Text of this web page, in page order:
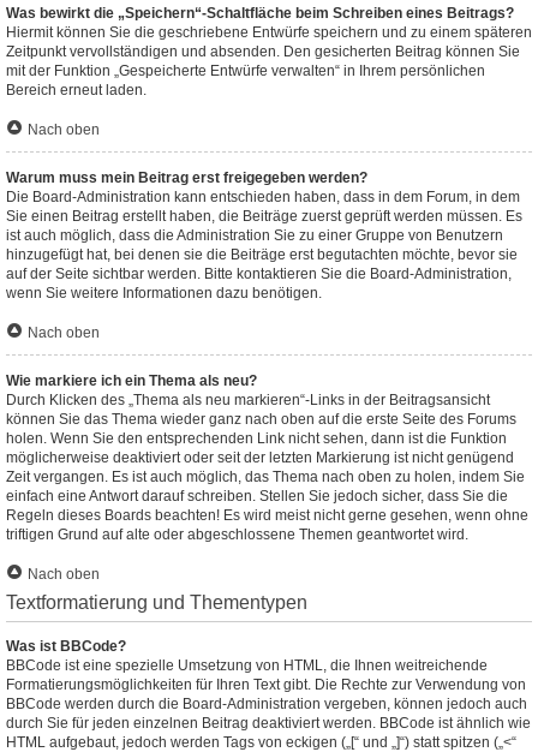
Was bewirkt die „Speichern“-Schaltfläche beim Schreiben eines Beitrags?
Hiermit können Sie die geschriebene Entwürfe speichern und zu einem späteren
Zeitpunkt vervollständigen und absenden. Den gesicherten Beitrag können Sie
mit der Funktion „Gespeicherte Entwürfe verwalten“ in Ihrem persönlichen
Bereich erneut laden.
Nach oben
Warum muss mein Beitrag erst freigegeben werden?
Die Board-Administration kann entschieden haben, dass in dem Forum, in dem
Sie einen Beitrag erstellt haben, die Beiträge zuerst geprüft werden müssen. Es
ist auch möglich, dass die Administration Sie zu einer Gruppe von Benutzern
hinzugefügt hat, bei denen sie die Beiträge erst begutachten möchte, bevor sie
auf der Seite sichtbar werden. Bitte kontaktieren Sie die Board-Administration,
wenn Sie weitere Informationen dazu benötigen.
Nach oben
Wie markiere ich ein Thema als neu?
Durch Klicken des „Thema als neu markieren“-Links in der Beitragsansicht
können Sie das Thema wieder ganz nach oben auf die erste Seite des Forums
holen. Wenn Sie den entsprechenden Link nicht sehen, dann ist die Funktion
möglicherweise deaktiviert oder seit der letzten Markierung ist nicht genügend
Zeit vergangen. Es ist auch möglich, das Thema nach oben zu holen, indem Sie
einfach eine Antwort darauf schreiben. Stellen Sie jedoch sicher, dass Sie die
Regeln dieses Boards beachten! Es wird meist nicht gerne gesehen, wenn ohne
triftigen Grund auf alte oder abgeschlossene Themen geantwortet wird.
Nach oben
Textformatierung und Thementypen
Was ist BBCode?
BBCode ist eine spezielle Umsetzung von HTML, die Ihnen weitreichende
Formatierungsmöglichkeiten für Ihren Text gibt. Die Rechte zur Verwendung von
BBCode werden durch die Board-Administration vergeben, können jedoch auch
durch Sie für jeden einzelnen Beitrag deaktiviert werden. BBCode ist ähnlich wie
HTML aufgebaut, jedoch werden Tags von eckigen („[“ und „]“) statt spitzen („<“